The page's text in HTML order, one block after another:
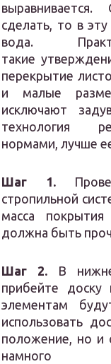
сделать, то в
вода.
такие
перекрытие
и малые
исключают
технология
нормами, лучше
Шаг 1.
стропильной
масса
должна быть
Шаг 2. В
прибейте
элементам
использовать
положение, но и